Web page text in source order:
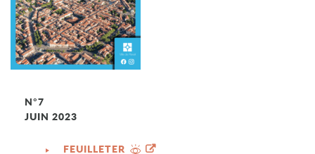
N°7
JUIN 2023
FEUILLETER